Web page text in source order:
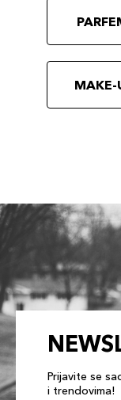
MAKE-
Prijavite se
i trendovima!